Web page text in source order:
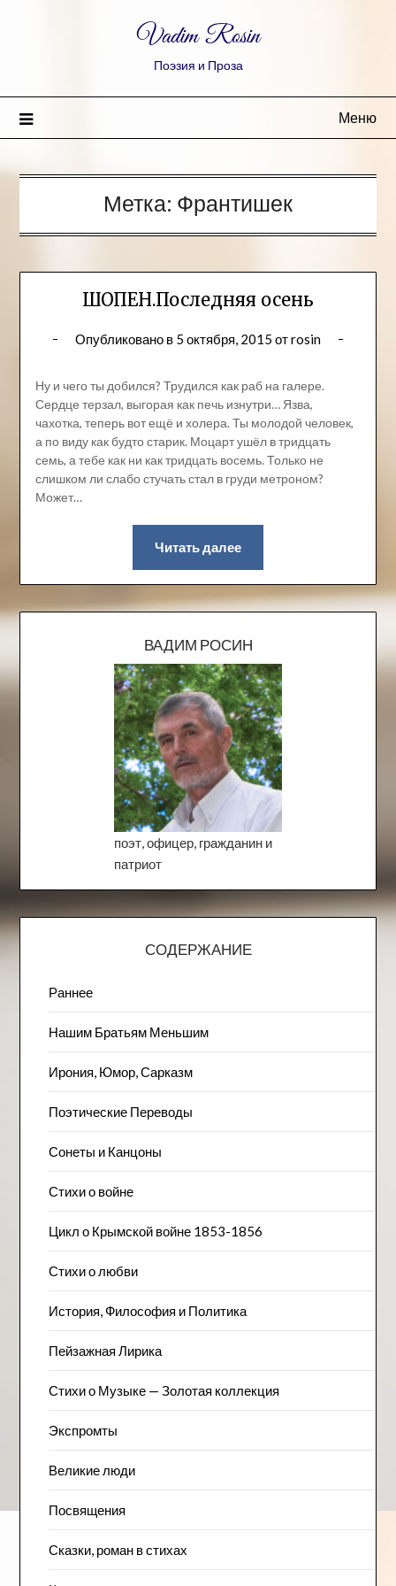
Vadim Rosin
Поэзия и Проза
Меню
Метка: Франтишек
ШОПЕН.Последняя осень
Опубликовано в 5 октября, 2015 отrosin
Ну и чего ты добился? Трудился как раб на галере.
Сердце терзал, выгорая как печь изнутри… Язва,
чахотка, теперь вот ещё и холера. Ты молодой человек,
а по виду как будто старик. Моцарт ушёл в тридцать
семь, а тебе как ни как тридцать восемь. Только не
слишком ли слабо стучать стал в груди метроном?
Может…
Читать далее
ВАДИМ РОСИН
поэт, офицер, гражданин и
патриот
СОДЕРЖАНИЕ
Раннее
Нашим Братьям Меньшим
Ирония, Юмор, Сарказм
Поэтические Переводы
Сонеты и Канцоны
Стихи о войне
Цикл о Крымской войне 1853-1856
Стихи о любви
История, Философия и Политика
Пейзажна​я Лирика
Стихи о Музыке — Золотая коллекция
Экспромты
Великие люди
Посвящения
Сказки, роман в стихах